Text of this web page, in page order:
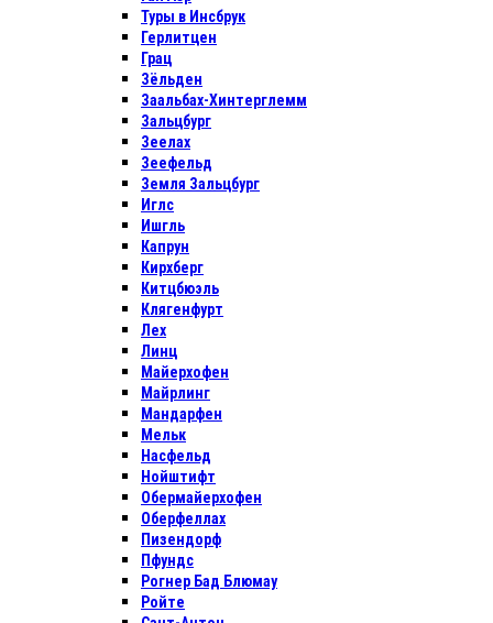
Туры в Инсбрук
Герлитцен
Грац
Зёльден
Заальбах-Хинтерглемм
Зальцбург
Зеелах
Зеефельд
Земля Зальцбург
Иглс
Ишгль
Капрун
Кирхберг
Китцбюэль
Клягенфурт
Лех
Линц
Майерхофен
Майрлинг
Мандарфен
Мельк
Насфельд
Нойштифт
Обермайерхофен
Оберфеллах
Пизендорф
Пфундс
Рогнер Бад Блюмау
Ройте